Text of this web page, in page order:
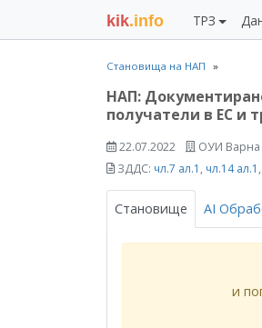
kik.info ТРЗ
Становища на НАП
НАП:
получатели в ЕС и
22.07.2022 ОУИ Варна
ЗДДС: чл.7 ал.1 , чл.14 ал.1 ,
Становище AI
и